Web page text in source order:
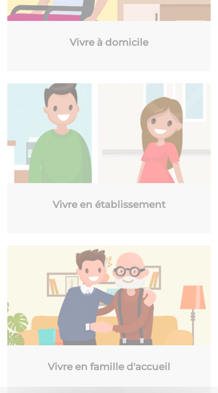
Vivre à domicile
Vivre en établissement
Vivre en famille d'accueil